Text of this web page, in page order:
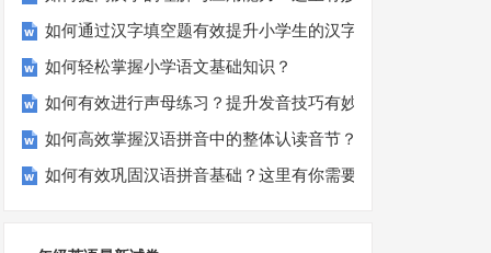
如何通过汉字填空题有效提升小学生的汉字书写能力？
如何轻松掌握小学语文基础知识？
如何有效进行声母练习？提升发音技巧有妙招！
如何高效掌握汉语拼音中的整体认读音节？
如何有效巩固汉语拼音基础？这里有你需要的所有技巧！